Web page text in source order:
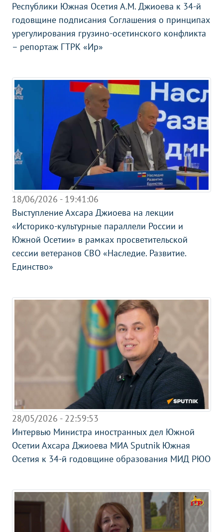
Республики Южная Осетия А.М. Джиоева к 34-й
годовщине подписания Соглашения о принципах
урегулирования грузино-осетинского конфликта
– репортаж ГТРК «Ир»
18/06/2026 - 19:41:06
Выступление Ахсара Джиоева на лекции
«Историко-культурные параллели России и
Южной Осетии» в рамках просветительской
сессии ветеранов СВО «Наследие. Развитие.
Единство»
28/05/2026 - 22:59:53
Интервью Министра иностранных дел Южной
Осетии Ахсара Джиоева МИА Sputnik Южная
Осетия к 34-й годовщине образования МИД РЮО